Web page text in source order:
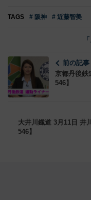
TAGS # 阪神 # 近藤智美
前の記事
京都丹後鉄
546】
大井川鐡道 3月11日 井
546】